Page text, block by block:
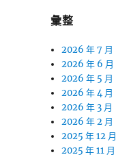
彙整
2026 年 7 月
2026 年 6 月
2026 年 5 月
2026 年 4 月
2026 年 3 月
2026 年 2 月
2025 年 12 月
2025 年 11 月